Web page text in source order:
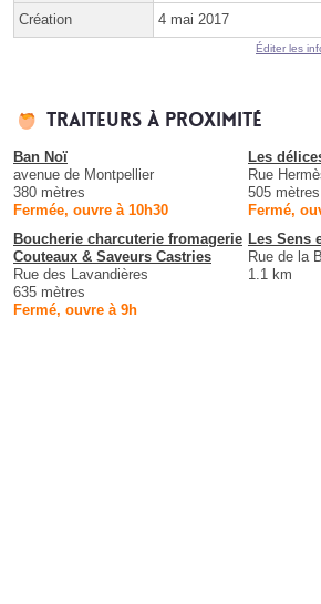
Création 4 mai 2017
Éditer les
Traiteurs à proximité
Ban Noï
avenue de Montpellier
380 mètres
Fermée, ouvre à 10h30
Les
Rue
505 mètres
Fermé,
Boucherie charcuterie fromagerie
Couteaux & Saveurs Castries
Rue des Lavandières
635 mètres
Fermé, ouvre à 9h
Les Sens
Rue de la
1.1 km